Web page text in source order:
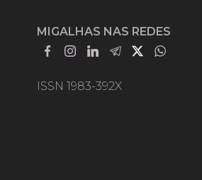
MIGALHAS NAS REDES
ISSN 1983-392X